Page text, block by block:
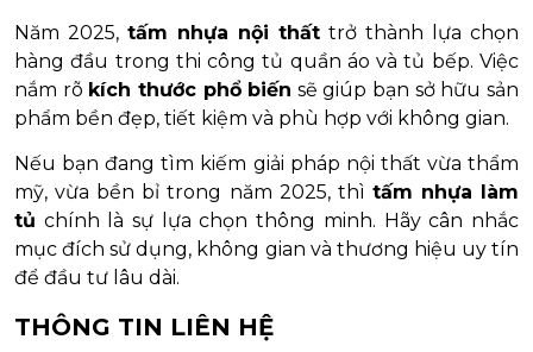
Năm 2025, tấm nhựa nội thất trở thành lựa chọn
hàng đầu trong thi công tủ quần áo và tủ bếp. Việc
nắm rõ kích thước phổ biến sẽ giúp bạn sở hữu sản
phẩm bền đẹp, tiết kiệm và phù hợp với không gian.
Nếu bạn đang tìm kiếm giải pháp nội thất vừa thẩm
mỹ, vừa bền bỉ trong năm 2025, thì tấm nhựa làm
tủ chính là sự lựa chọn thông minh. Hãy cân nhắc
mục đích sử dụng, không gian và thương hiệu uy tín
để đầu tư lâu dài.
THÔNG TIN LIÊN HỆ